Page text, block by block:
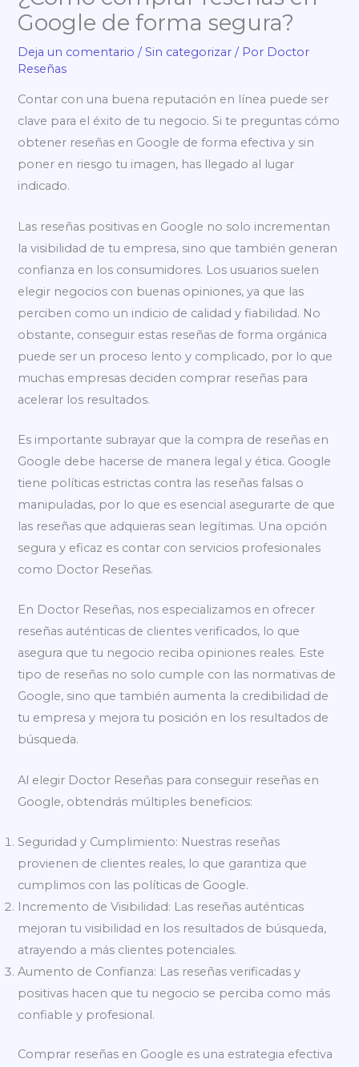
Google de forma segura?
Deja un comentario /Sin categorizar / Por Doctor
Reseñas
Contar con una buena reputación en línea puede ser
clave para el éxito de tu negocio. Si te preguntas cómo
obtener reseñas en Google de forma efectiva y sin
poner en riesgo tu imagen, has llegado al lugar
indicado.
Las reseñas positivas en Google no solo incrementan
la visibilidad de tu empresa, sino que también generan
confianza en los consumidores. Los usuarios suelen
elegir negocios con buenas opiniones, ya que las
perciben como un indicio de calidad y fiabilidad. No
obstante, conseguir estas reseñas de forma orgánica
puede ser un proceso lento y complicado, por lo que
muchas empresas deciden comprar reseñas para
acelerar los resultados.
Es importante subrayar que la compra de reseñas en
Google debe hacerse de manera legal y ética. Google
tiene políticas estrictas contra las reseñas falsas o
manipuladas, por lo que es esencial asegurarte de que
las reseñas que adquieras sean legítimas. Una opción
segura y eficaz es contar con servicios profesionales
como Doctor Reseñas.
En Doctor Reseñas, nos especializamos en ofrecer
reseñas auténticas de clientes verificados, lo que
asegura que tu negocio reciba opiniones reales. Este
tipo de reseñas no solo cumple con las normativas de
Google, sino que también aumenta la credibilidad de
tu empresa y mejora tu posición en los resultados de
búsqueda.
Al elegir Doctor Reseñas para conseguir reseñas en
Google, obtendrás múltiples beneficios:
Seguridad y Cumplimiento: Nuestras reseñas
provienen de clientes reales, lo que garantiza que
cumplimos con las políticas de Google.
Incremento de Visibilidad: Las reseñas auténticas
mejoran tu visibilidad en los resultados de búsqueda,
atrayendo a más clientes potenciales.
Aumento de Confianza: Las reseñas verificadas y
positivas hacen que tu negocio se perciba como más
confiable y profesional.
Comprar reseñas en Google es una estrategia efectiva